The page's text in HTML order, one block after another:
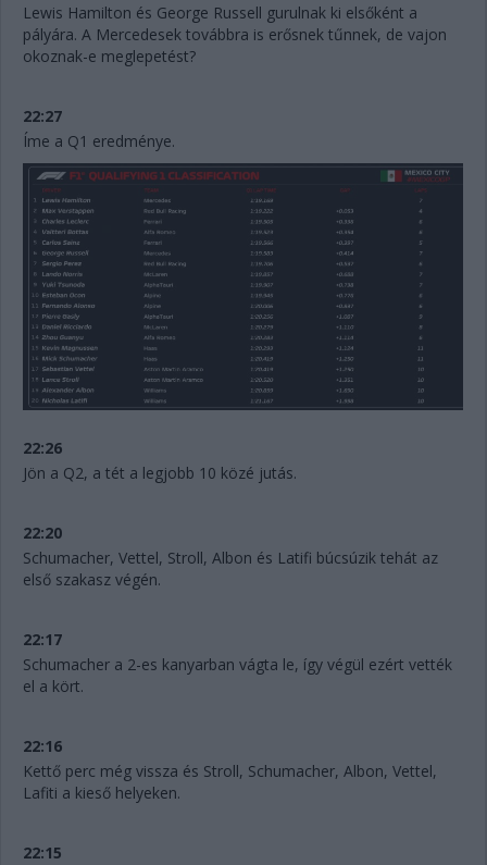
Lewis Hamilton és George Russell gurulnak ki elsőként a
pályára. A Mercedesek továbbra is erősnek tűnnek, de vajon
okoznak-e meglepetést?
22:27
Íme a Q1 eredménye.
22:26
Jön a Q2, a tét a legjobb 10 közé jutás.
22:20
Schumacher, Vettel, Stroll, Albon és Latifi búcsúzik tehát az
első szakasz végén.
22:17
Schumacher a 2-es kanyarban vágta le, így végül ezért vették
el a kört.
22:16
Kettő perc még vissza és Stroll, Schumacher, Albon, Vettel,
Lafiti a kieső helyeken.
22:15